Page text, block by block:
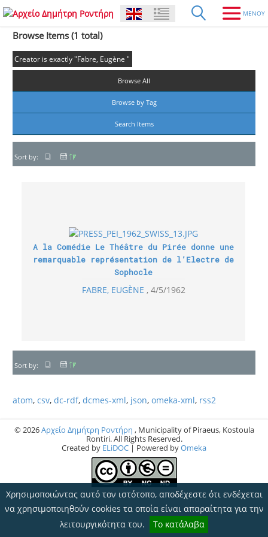
Χρησιμοποιώντας αυτό τον ιστότοπο, αποδέχεστε ότι ενδέχεται
να χρησιμοποιηθούν cookies τα οποία είναι απαραίτητα για την
λειτουργικότητα του.
Το κατάλαβα
Browse Items (1 total)
Creator is exactly "Fabre, Eugène "
Browse All
Browse by Tag
Search Items
Sort by:
A la Comédie Le Théâtre du Pirée donne une
remarquable représentation de l’Electre de
Sophocle
FABRE, EUGÈNE 4/5/1962
Sort by:
atom, csv, dc-rdf, dcmes-xml, json, omeka-xml, rss2
© 2026Αρχείο Δημήτρη Ροντήρη , Municipality of Piraeus, Kostoula
Rontiri. All Rights Reserved.
Created by ELiDOC | Powered byOmeka